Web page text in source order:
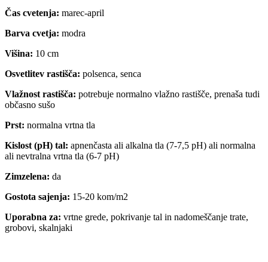
Čas cvetenja: marec-april
Barva cvetja: modra
Višina: 10 cm
Osvetlitev rastišča: polsenca, senca
Vlažnost rastišča: potrebuje normalno vlažno rastišče, prenaša tudi
občasno sušo
Prst: normalna vrtna tla
Kislost (pH) tal: apnenčasta ali alkalna tla (7-7,5 pH) ali normalna
ali nevtralna vrtna tla (6-7 pH)
Zimzelena: da
Gostota sajenja: 15-20 kom/m2
Uporabna za: vrtne grede, pokrivanje tal in nadomeščanje trate,
grobovi, skalnjaki